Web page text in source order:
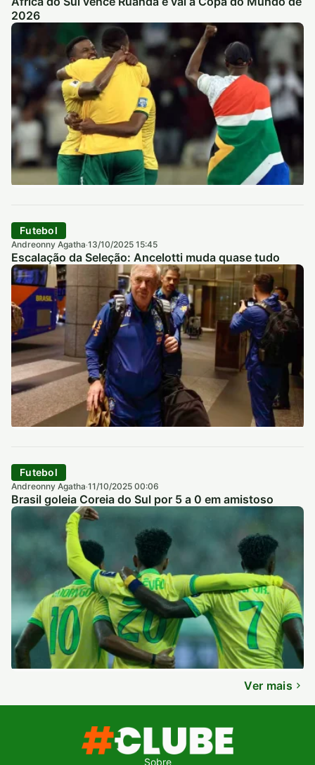
2026
Futebol
Andreonny Agatha·13/10/2025 15:45
Escalação da Seleção: Ancelotti muda quase tudo
Futebol
Andreonny Agatha·11/10/2025 00:06
Brasil goleia Coreia do Sul por 5 a 0 em amistoso
Ver mais
Sobre